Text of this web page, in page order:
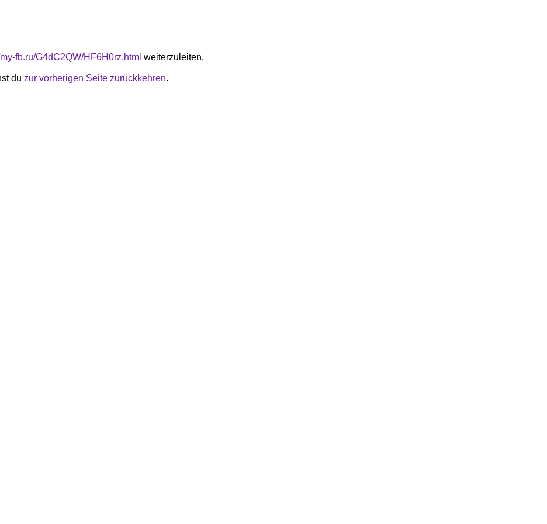
fb.ru/G4dC2QW/HF6H0rz.html weiterzuleiten.
du zur vorherigen Seite zurückkehren.